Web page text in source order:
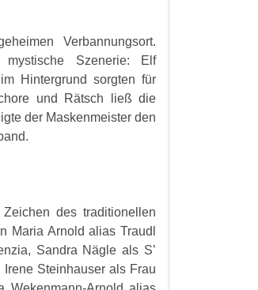
Verbannungsort.
Szenerie: Elf
Hintergrund sorgten für
und Rätsch ließ die
der Maskenmeister den
des traditionellen
Maria Arnold alias Traudl
Sandra Nägle als S’
Steinhauser als Frau